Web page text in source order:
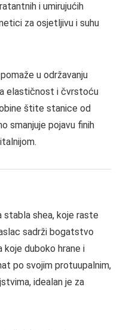
i umirujućih
za osjetljivu i suhu
u održavanju
elastičnost i čvrstoću
štite stanice od
smanjuje pojavu finih
stabla shea, koje raste
sadrži bogatstvo
koje duboko hrane i
po svojim protuupalnim,
idealan je za